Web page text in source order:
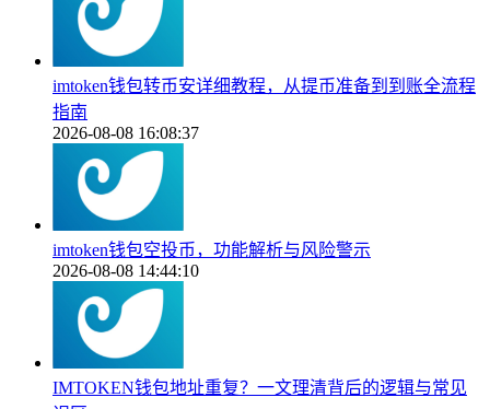
imtoken钱包转币安详细教程，从提币准备到到账全流程
指南
2026-08-08 16:08:37
imtoken钱包空投币，功能解析与风险警示
2026-08-08 14:44:10
IMTOKEN钱包地址重复？一文理清背后的逻辑与常见